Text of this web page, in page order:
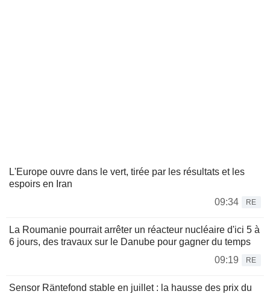
L'Europe ouvre dans le vert, tirée par les résultats et les
espoirs en Iran
09:34
RE
La Roumanie pourrait arrêter un réacteur nucléaire d'ici 5 à
6 jours, des travaux sur le Danube pour gagner du temps
09:19
RE
Sensor Räntefond stable en juillet : la hausse des prix du